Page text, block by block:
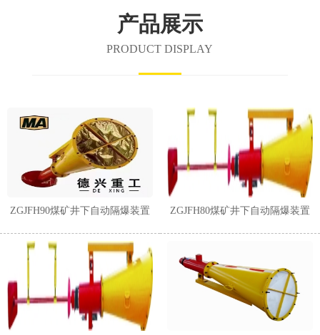
产品展示
PRODUCT DISPLAY
ZGJFH90煤矿井下自动隔爆装置 ZGJFH80煤矿井下自动隔爆装置